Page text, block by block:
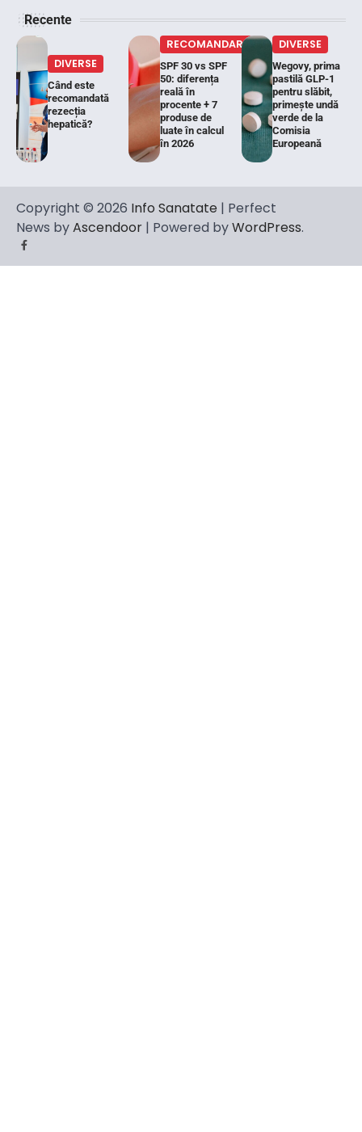
Recente
DIVERSE
Când este
recomandată
rezecția
hepatică?
RECOMANDARI
SPF 30 vs SPF
50: diferența
reală în
procente + 7
produse de
luate în calcul
în 2026
DIVERSE
Wegovy, prima
pastilă GLP-1
pentru slăbit,
primește undă
verde de la
Comisia
Europeană
Copyright © 2026 Info Sanatate | Perfect
News byAscendoor | Powered byWordPress.
Facebook